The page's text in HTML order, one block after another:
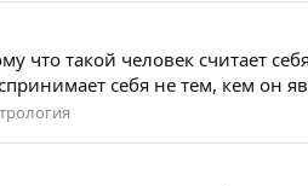
что такой человек считает
себя не тем, кем он